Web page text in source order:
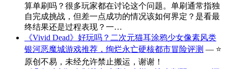
算单刷吗？很多玩家都在讨论这个问题。单刷通常指独
自完成挑战，但差一点成功的情况该如何界定？是看最
终结果还是过程表现？一…
《Vivid Dead》好玩吗？二次元猫耳涂鸦少女像素风类
银河恶魔城游戏推荐，绚烂永亡硬核都市冒险评测 — ⭐
原创不易，未经允许禁止搬运，谢谢！